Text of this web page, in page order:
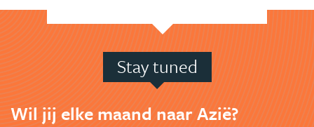
Stay tuned
Wil jij elke maand naar Azië?